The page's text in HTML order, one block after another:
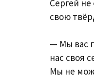
Сергей
свою
— Мы вас
нас своя
Мы не